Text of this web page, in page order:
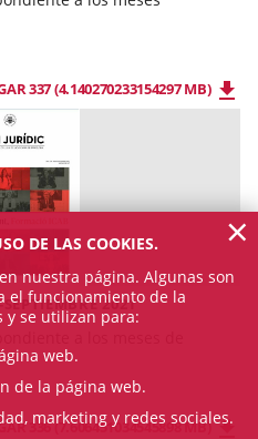
337 (4.140270233154297 MB)
2021
336 (7.606451034545898 MB)
DE LAS COOKIES.
nuestra página. Algunas son
el funcionamiento de la
y se utilizan para:
web.
de la página web.
marketing y redes sociales.
×